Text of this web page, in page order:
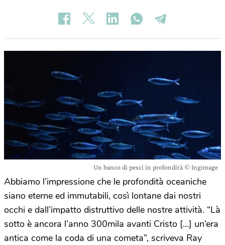
Un banco di pesci in profondità © Ingimage
Abbiamo l’impressione che le profondità oceaniche
siano eterne ed immutabili, così lontane dai nostri
occhi e dall’impatto distruttivo delle nostre attività. “Là
sotto è ancora l’anno 300mila avanti Cristo […] un’era
antica come la coda di una cometa”, scriveva Ray